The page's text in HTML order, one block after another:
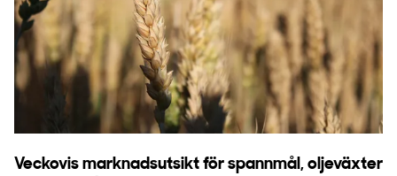
Veckovis marknadsutsikt för spannmål, oljeväxter